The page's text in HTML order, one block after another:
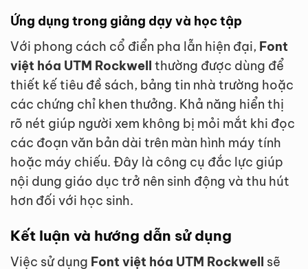
Ứng dụng trong giảng dạy và học tập
Với phong cách cổ điển pha lẫn hiện đại, Font
việt hóa UTM Rockwell thường được dùng để
thiết kế tiêu đề sách, bảng tin nhà trường hoặc
các chứng chỉ khen thưởng. Khả năng hiển thị
rõ nét giúp người xem không bị mỏi mắt khi đọc
các đoạn văn bản dài trên màn hình máy tính
hoặc máy chiếu. Đây là công cụ đắc lực giúp
nội dung giáo dục trở nên sinh động và thu hút
hơn đối với học sinh.
Kết luận và hướng dẫn sử dụng
Việc sử dụng Font việt hóa UTM Rockwell sẽ